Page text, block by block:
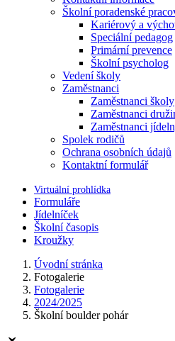
Školní poradenské
Kariérový a
Speciální pedagog
Primární prevence
Školní psycholog
Vedení školy
Zaměstnanci
Zaměstnanci školy
Zaměstnanci
Zaměstnanci
Spolek rodičů
Ochrana osobních údajů
Kontaktní formulář
Virtuální prohlídka
Formuláře
Jídelníček
Školní časopis
Kroužky
Úvodní stránka
Fotogalerie
Fotogalerie
2024/2025
Školní boulder pohár